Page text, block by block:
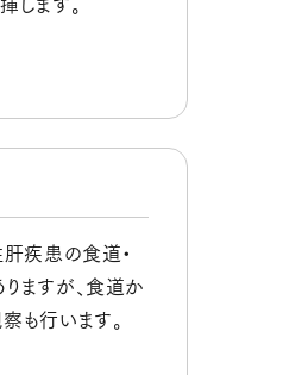
します。
疾患の食道・
ますが、食道か
も行います。